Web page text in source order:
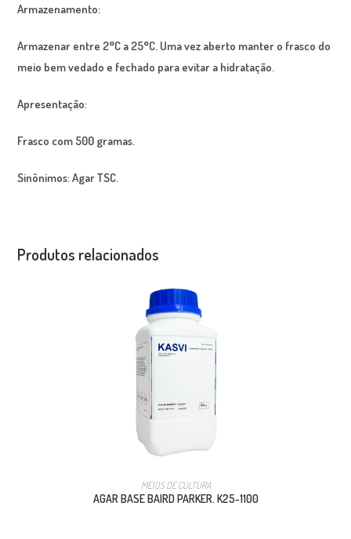
Armazenamento:
Armazenar entre 2°C a 25°C. Uma vez aberto manter o frasco do
meio bem vedado e fechado para evitar a hidratação.
Apresentação:
Frasco com 500 gramas.
Sinônimos:Agar TSC.
Produtos relacionados
MEIOS DE CULTURA
AGAR BASE BAIRD PARKER. K25-1100